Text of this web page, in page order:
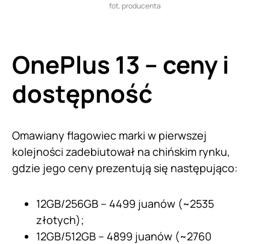
fot, producenta
OnePlus 13 – ceny i
dostępność
Omawiany flagowiec marki w pierwszej
kolejności zadebiutował na chińskim rynku,
gdzie jego ceny prezentują się następująco:
12GB/256GB – 4499 juanów (~2535
złotych);
12GB/512GB – 4899 juanów (~2760